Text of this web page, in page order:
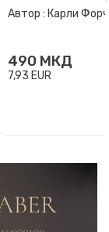
Автор : Карли
490 МКД
7,93 EUR